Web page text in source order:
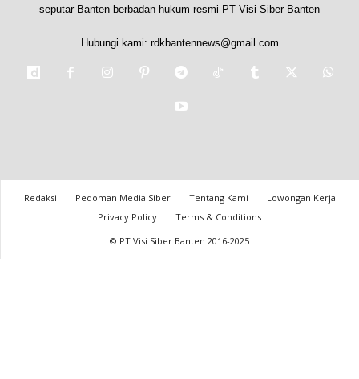
seputar Banten berbadan hukum resmi PT Visi Siber Banten
Hubungi kami: rdkbantennews@gmail.com
Redaksi Pedoman Media Siber Tentang Kami
Lowongan Kerja
Privacy Policy
Terms & Conditions
© PT Visi Siber Banten 2016-2025